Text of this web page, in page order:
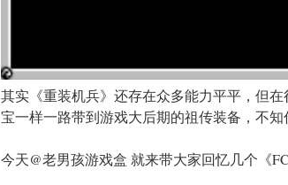
其实《重装机兵》还存在众多能力平平，但
宝一样一路带到游戏大后期的祖传装备，不知
今天@老男孩游戏盒 就来带大家回忆几个《